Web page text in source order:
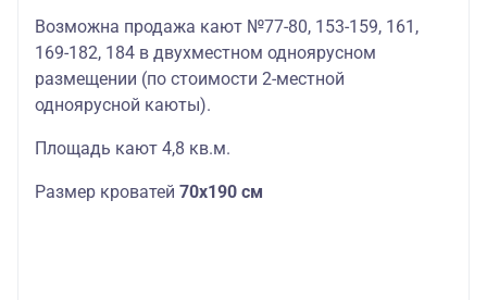
Возможна продажа кают №77-80, 153-159, 161,
169-182, 184 в двухместном одноярусном
размещении (по стоимости 2-местной
одноярусной каюты).
Площадь кают 4,8 кв.м.
Размер кроватей 70х190 см